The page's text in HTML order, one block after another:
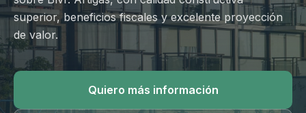
Contacto
Hablar por WhatsApp
superior, beneficios fiscales y excelente proyección
de valor.
Quiero más información